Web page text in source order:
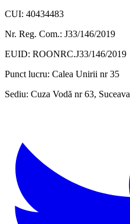
CUI: 40434483
Nr. Reg. Com.: J33/146/2019
EUID: ROONRC.J33/146/2019
Punct lucru: Calea Unirii nr 35
Sediu: Cuza Vodă nr 63, Suceava